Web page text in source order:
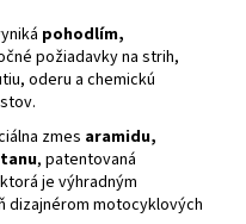
pohodlím,
požiadavky na strih,
oderu a chemickú
zmes aramidu,
, patentovaná
je výhradným
dizajnérom motocyklových